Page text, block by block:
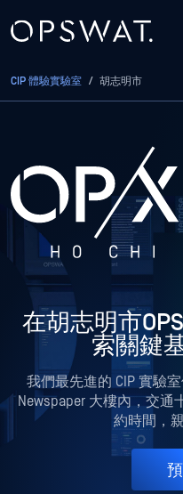
CIP 體驗實驗室 / 胡志明市
在胡志明市
索關鍵
我們最先進的 CIP 實驗
Newspaper 大樓內，交通
約時間，